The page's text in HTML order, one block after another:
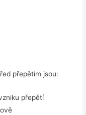
přepětím jsou:
přepětí